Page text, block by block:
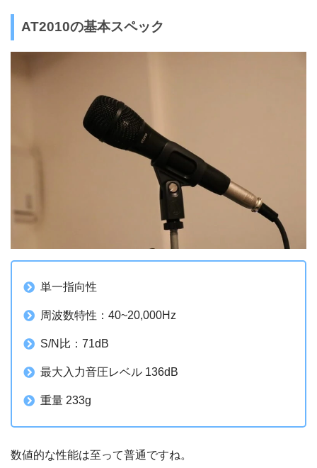
AT2010の基本スペック
単一指向性
周波数特性：40~20,000Hz
S/N比：71dB
最大入力音圧レベル 136dB
重量 233g
数値的な性能は至って普通ですね。